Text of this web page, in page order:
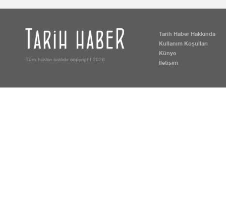
Tarih Haber Hakkında
Kullanım Koşulları
Künye
İletişim
Tüm hakları saklıdır copyright 2026